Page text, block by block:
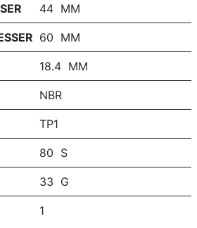
44 MM
60 MM
18.4 MM
NBR
TP1
80 S
33 G
1